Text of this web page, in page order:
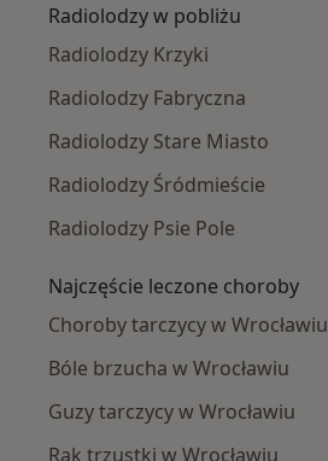
Radiolodzy w pobliżu
Radiolodzy Krzyki
Radiolodzy Fabryczna
Radiolodzy Stare Miasto
Radiolodzy Śródmieście
Radiolodzy Psie Pole
Najczęście leczone choroby
Choroby tarczycy w Wrocławiu
Bóle brzucha w Wrocławiu
Guzy tarczycy w Wrocławiu
Rak trzustki w Wrocławiu